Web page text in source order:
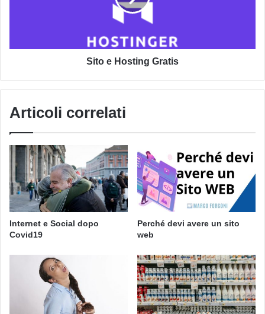
Sito e Hosting Gratis
Articoli correlati
Internet e Social dopo
Covid19
Perché devi avere un sito
web